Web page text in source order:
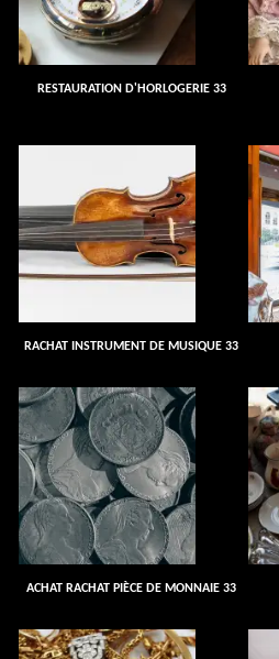
RESTAURATION D'HORLOGERIE 33
RACHAT INSTRUMENT DE MUSIQUE 33
ACHAT RACHAT PIÈCE DE MONNAIE 33